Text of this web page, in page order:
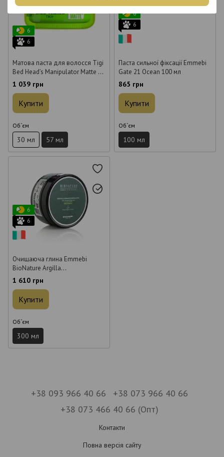
6
6
Матова паста для волосся Tigi
Bed Head’s Manipulator Matte 57
мл
1 039 грн
Купити
Об`єм
30 мл 57 мл
6
6
Паста сильної фіксації Emmebi
Gate 21 Ocean 100 мл
865 грн
Купити
Об`єм
100 мл
6
6
Очищаюча глина Emmebi
BioNature Argilla
Dermopurificante Preparing 300
1 610 грн
Купити
Об`єм
300 мл
+38 093 966 40 66
+38 073 966 40 66
+38 073 466 40 66 (Опт)
Контакти
Повна версія сайту